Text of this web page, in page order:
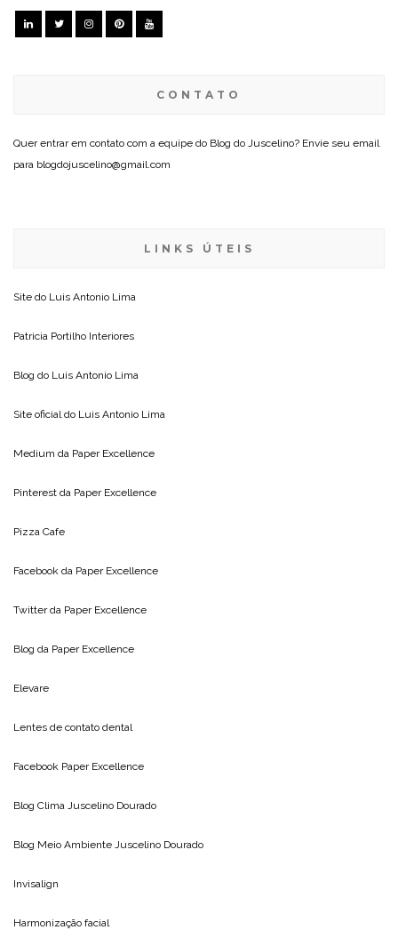
CONTATO
Quer entrar em contato com a equipe do Blog do Juscelino? Envie seu email
para blogdojuscelino@gmail.com
LINKS ÚTEIS
Site do Luis Antonio Lima
Patricia Portilho Interiores
Blog do Luis Antonio Lima
Site oficial do Luis Antonio Lima
Medium da Paper Excellence
Pinterest da Paper Excellence
Pizza Cafe
Facebook da Paper Excellence
Twitter da Paper Excellence
Blog da Paper Excellence
Elevare
Lentes de contato dental
Facebook Paper Excellence
Blog Clima Juscelino Dourado
Blog Meio Ambiente Juscelino Dourado
Invisalign
Harmonização facial